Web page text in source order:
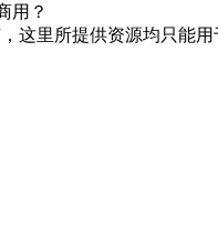
用？
这里所提供资源均只能